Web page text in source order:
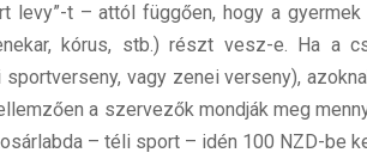
levy”-t – attól függően, hogy a
kórus, stb.) részt vesz-e. Ha a
vagy zenei verseny),
a szervezők mondják meg
– téli sport – idén 100 NZD-be